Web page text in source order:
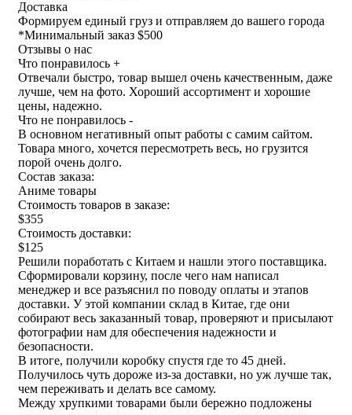
Доставка
Формируем единый груз и отправляем до вашего города
*Минимальный заказ $500
Отзывы о нас
Что понравилось +
Отвечали быстро, товар вышел очень качественным, даже
лучше, чем на фото. Хороший ассортимент и хорошие
цены, надежно.
Что не понравилось -
В основном негативный опыт работы с самим сайтом.
Товара много, хочется пересмотреть весь, но грузится
порой очень долго.
Состав заказа:
Аниме товары
Стоимость товаров в заказе:
$355
Стоимость доставки:
$125
Решили поработать с Китаем и нашли этого поставщика.
Сформировали корзину, после чего нам написал
менеджер и все разъяснил по поводу оплаты и этапов
доставки. У этой компании склад в Китае, где они
собирают весь заказанный товар, проверяют и присылают
фотографии нам для обеспечения надежности и
безопасности.
В итоге, получили коробку спустя где то 45 дней.
Получилось чуть дороже из-за доставки, но уж лучше так,
чем переживать и делать все самому.
Между хрупкими товарами были бережно подложены